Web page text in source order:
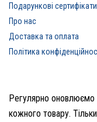
Подарункові сертифікати
Про нас
Доставка та оплата
Політика
Регулярно оновлюємо
кожного товару.